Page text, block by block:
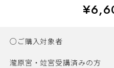
○ご購入対象者
瀧原宮・竝宮受講済みの方